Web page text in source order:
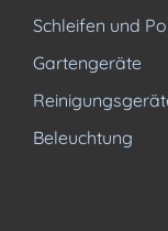
Schleifen und
Gartengeräte
Beleuchtung